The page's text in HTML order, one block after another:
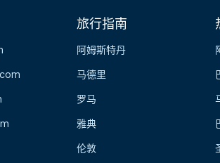
旅行指南
阿姆斯特丹
马德里
罗马
雅典
伦敦